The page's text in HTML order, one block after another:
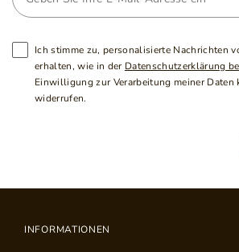
Ich stimme zu, personalisierte Nachrichten
erhalten, wie in der Datenschutzerklärung
Einwilligung zur Verarbeitung meiner Daten
widerrufen.
INFORMATIONEN